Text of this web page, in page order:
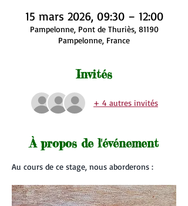
15 mars 2026, 09:30 – 12:00
Pampelonne, Pont de Thuriès, 81190
Pampelonne, France
Invités
+ 4 autres invités
À propos de l'événement
Au cours de ce stage, nous aborderons :